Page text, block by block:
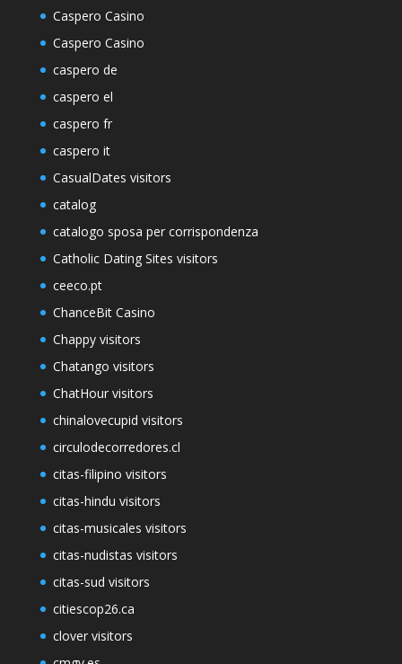
Caspero Casino
Caspero Casino
caspero de
caspero el
caspero fr
caspero it
CasualDates visitors
catalog
catalogo sposa per corrispondenza
Catholic Dating Sites visitors
ceeco.pt
ChanceBit Casino
Chappy visitors
Chatango visitors
ChatHour visitors
chinalovecupid visitors
circulodecorredores.cl
citas-filipino visitors
citas-hindu visitors
citas-musicales visitors
citas-nudistas visitors
citas-sud visitors
citiescop26.ca
clover visitors